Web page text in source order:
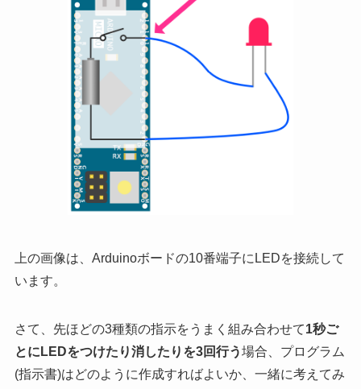
上の画像は、Arduinoボードの10番端子にLEDを接続して
います。
さて、先ほどの3種類の指示をうまく組み合わせて1秒ご
とにLEDをつけたり消したりを3回行う場合、プログラム
(指示書)はどのように作成すればよいか、一緒に考えてみ